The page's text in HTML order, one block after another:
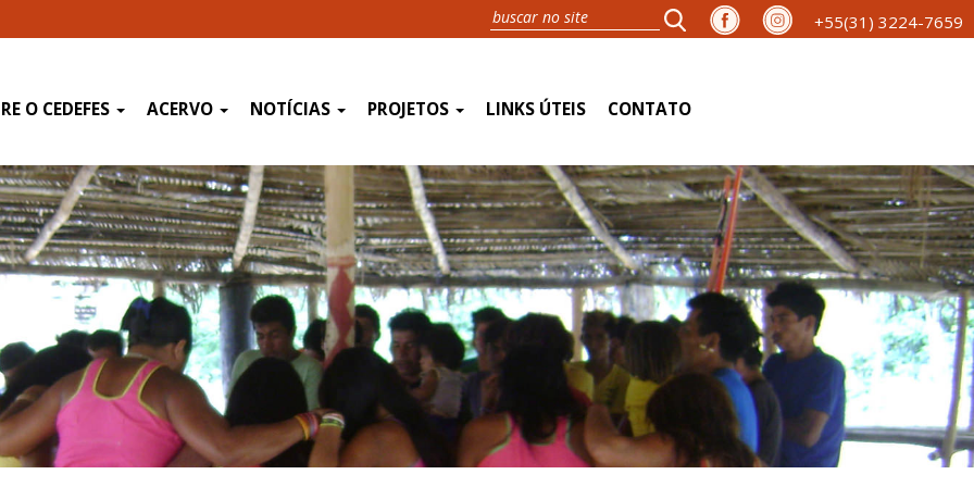
+55(31) 3224-7659
O CEDEFES ACERVO NOTÍCIAS PROJETOS LINKS ÚTEIS CONTATO